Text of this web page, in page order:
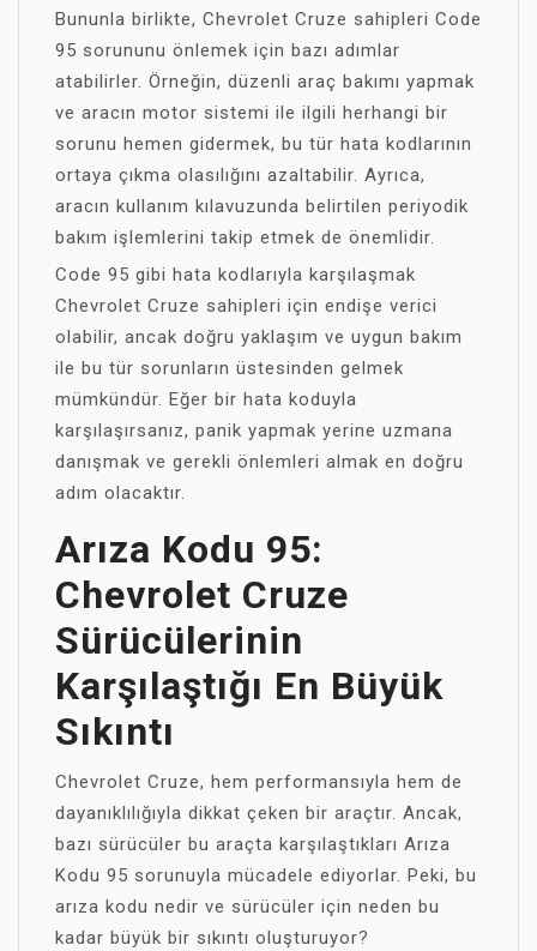
Bununla birlikte, Chevrolet Cruze sahipleri Code
95 sorununu önlemek için bazı adımlar
atabilirler. Örneğin, düzenli araç bakımı yapmak
ve aracın motor sistemi ile ilgili herhangi bir
sorunu hemen gidermek, bu tür hata kodlarının
ortaya çıkma olasılığını azaltabilir. Ayrıca,
aracın kullanım kılavuzunda belirtilen periyodik
bakım işlemlerini takip etmek de önemlidir.
Code 95 gibi hata kodlarıyla karşılaşmak
Chevrolet Cruze sahipleri için endişe verici
olabilir, ancak doğru yaklaşım ve uygun bakım
ile bu tür sorunların üstesinden gelmek
mümkündür. Eğer bir hata koduyla
karşılaşırsanız, panik yapmak yerine uzmana
danışmak ve gerekli önlemleri almak en doğru
adım olacaktır.
Arıza Kodu 95:
Chevrolet Cruze
Sürücülerinin
Karşılaştığı En Büyük
Sıkıntı
Chevrolet Cruze, hem performansıyla hem de
dayanıklılığıyla dikkat çeken bir araçtır. Ancak,
bazı sürücüler bu araçta karşılaştıkları Arıza
Kodu 95 sorunuyla mücadele ediyorlar. Peki, bu
arıza kodu nedir ve sürücüler için neden bu
kadar büyük bir sıkıntı oluşturuyor?